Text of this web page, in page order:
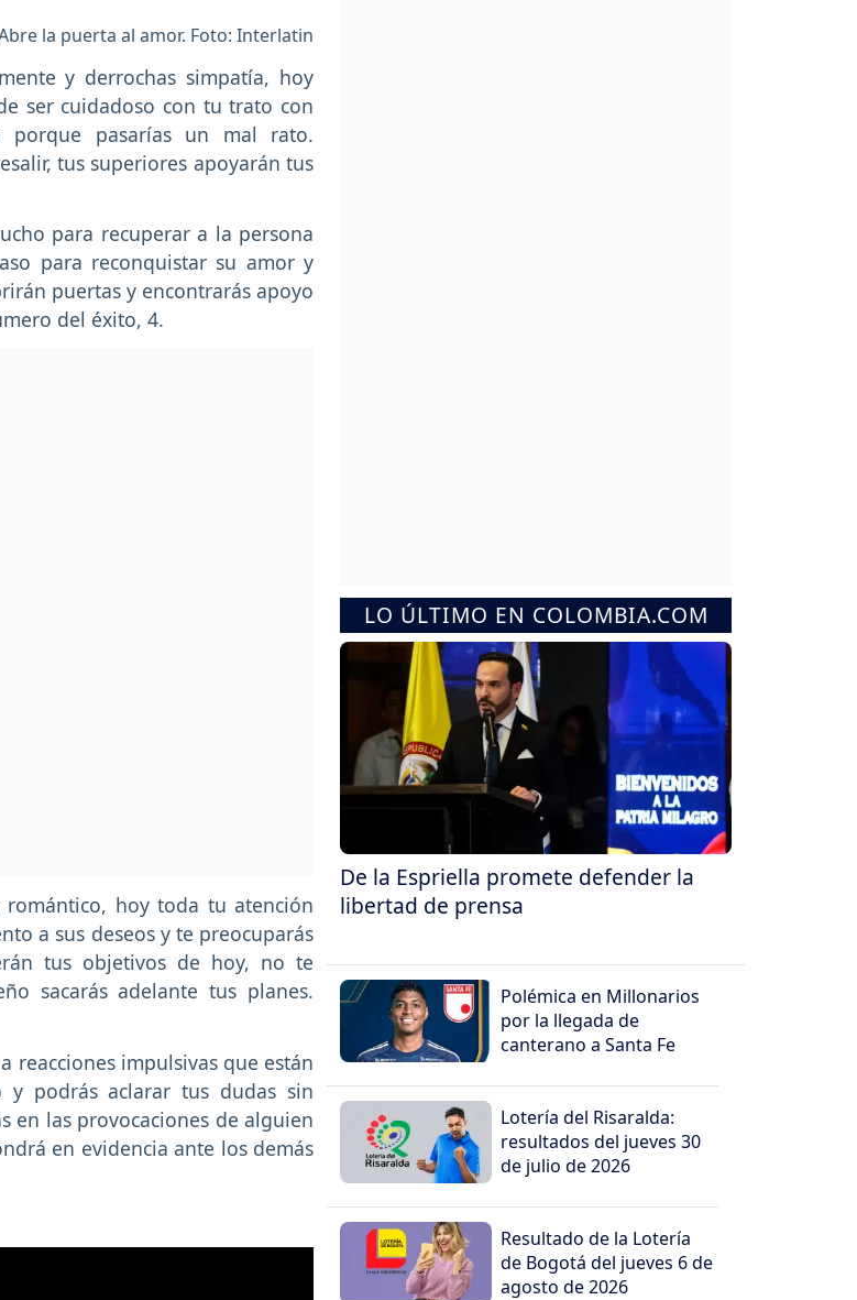
la puerta al amor. Foto: Interlatin
y derrochas simpatía, hoy
ser cuidadoso con tu trato con
pasarías un mal rato.
tus superiores apoyarán tus
para recuperar a la persona
para reconquistar su amor y
puertas y encontrarás apoyo
del éxito, 4.
romántico, hoy toda tu atención
a sus deseos y te preocuparás
tus objetivos de hoy, no te
sacarás adelante tus planes.
reacciones impulsivas que están
y podrás aclarar tus dudas sin
en las provocaciones de alguien
en evidencia ante los demás
LO ÚLTIMO EN COLOMBIA.COM
De la Espriella promete defender la
libertad de prensa
Polémica en Millonarios
por la llegada de
canterano a Santa Fe
Lotería del Risaralda:
resultados del jueves 30
de julio de 2026
Resultado de la Lotería
de Bogotá del jueves 6 de
agosto de 2026